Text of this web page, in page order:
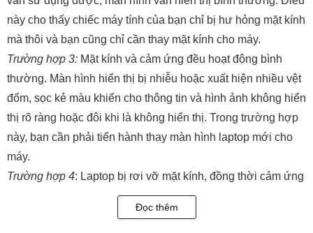
này cho thấy chiếc máy tính của bạn chỉ bị hư hỏng mặt kính
mà thôi và bạn cũng chỉ cần thay mặt kính cho máy.
Trường hợp 3: Mặt kính và cảm ứng đều hoạt động bình
thường. Màn hình hiển thị bị nhiễu hoặc xuất hiện nhiều vệt
đốm, sọc kẻ màu khiến cho thông tin và hình ảnh không hiển
thị rõ ràng hoặc đôi khi là không hiển thị. Trong trường hợp
này, bạn cần phải tiến hành thay màn hình laptop mới cho
máy.
Trường hợp 4: Laptop bị rơi vỡ mặt kính, đồng thời cảm ứng
không thể sử dụng. Thế nhưng, màn hình vẫn có thể hiển
thị. Ở trường hợp này bạn cần phải thay bộ mặt kính cảm
Đọc thêm